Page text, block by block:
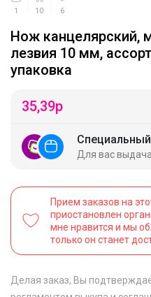
1 10 6
Нож канцелярский,
лезвия 10 мм,
упаковка
35,39р
Для вас
Прием заказов на
приостановлен
мне нравится и мы
только он станет
Делая заказ, Вы